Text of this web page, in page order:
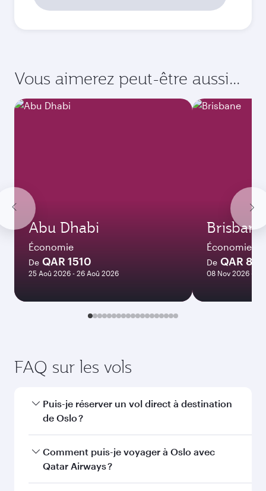
Vous aimerez peut-être aussi...
Abu Dhabi
Économie
De QAR 1510
25 Aoû 2026 - 26 Aoû 2026
Brisbane
Économie
De QAR
08 Nov 2026 - 10
FAQ sur les vols
Puis-je réserver un vol direct à destination
de Oslo ?
Oui, Qatar Airways opère des vols directs vers
Oslo. Recherchez les vols depuis notre page
Comment puis-je voyager à Oslo avec
Qatar Airways ?